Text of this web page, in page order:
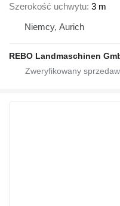
Szerokość uchwytu 3 m
Niemcy, Aurich
REBO Landmaschinen